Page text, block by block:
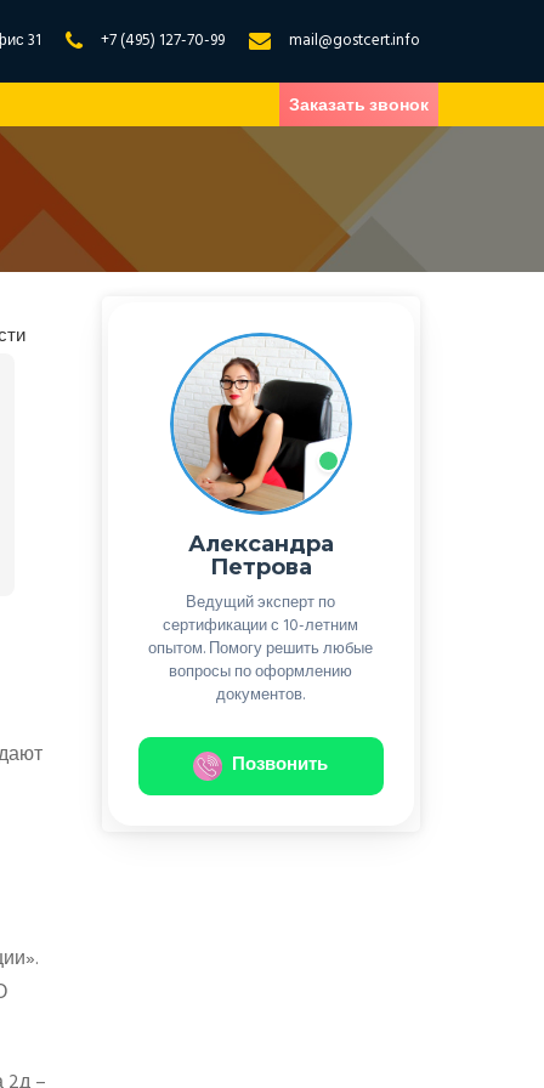
31 +7 (495) 127-70-99 mail@gostcert.info
Заказать звонок
Александра
Петрова
Ведущий эксперт по
сертификации с 10-летним
опытом. Помогу решить любые
вопросы по оформлению
документов.
Позвонить